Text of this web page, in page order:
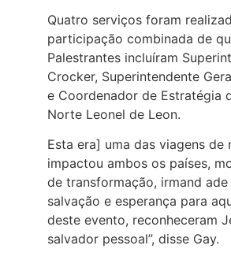
Quatro serviços foram
participação combinada de
Palestrantes incluíram
Crocker, Superintendente
e Coordenador de Estratégia
Norte Leonel de Leon.
Esta era] uma das viagens de
impactou ambos os países,
de transformação, irmand
salvação e esperança para
deste evento, reconheceram
salvador pessoal”, disse Gay.